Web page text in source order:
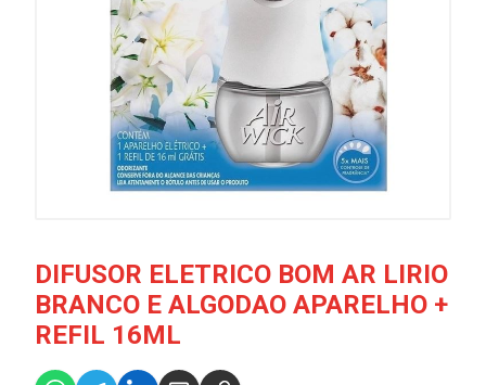
DIFUSOR ELETRICO BOM AR LIRIO
BRANCO E ALGODAO APARELHO +
REFIL 16ML